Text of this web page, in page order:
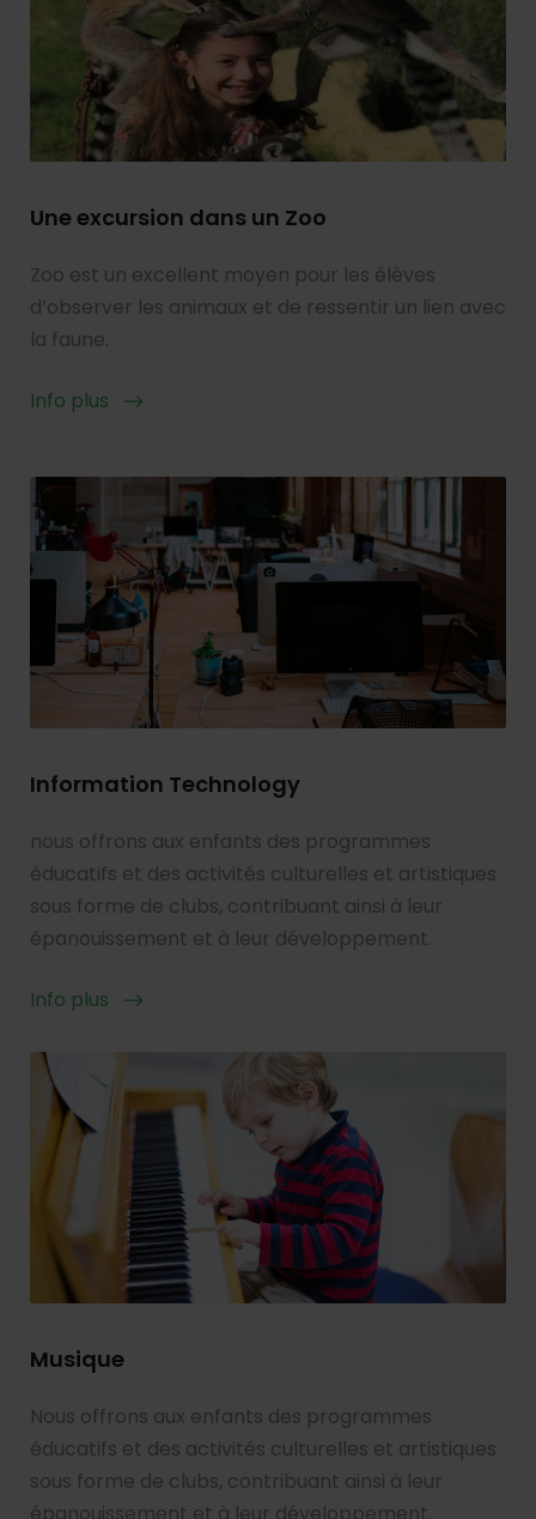
Une excursion dans un Zoo
Zoo est un excellent moyen pour les élèves
d’observer les animaux et de ressentir un lien avec
la faune.
Info plus
Information Technology
nous offrons aux enfants des programmes
éducatifs et des activités culturelles et artistiques
sous forme de clubs, contribuant ainsi à leur
épanouissement et à leur développement.
Info plus
Musique
Nous offrons aux enfants des programmes
éducatifs et des activités culturelles et artistiques
sous forme de clubs, contribuant ainsi à leur